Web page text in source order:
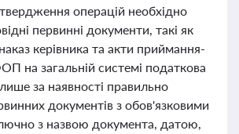
операцій необхідно
первинні документи, такі як
керівника та акти приймання-
на загальній системі податкова
за наявності правильно
документів з обов'язковими
з назвою документа, датою,